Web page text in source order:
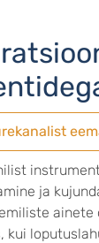
ja
kui